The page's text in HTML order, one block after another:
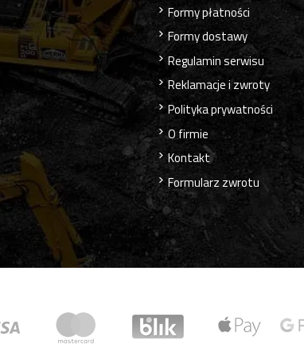
Formy płatności
Formy dostawy
Regulamin serwisu
Reklamacje i zwroty
Polityka prywatności
O firmie
Kontakt
Formularz zwrotu